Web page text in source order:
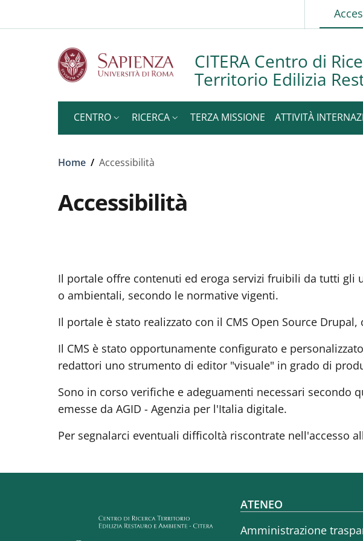
CITERA Centro di
Territorio Edilizia
CENTRO RICERCA TERZA MISSIONE ATTIVITÀ
Briciole di pane
Home / Accessibilità
Accessibilità
Il portale offre contenuti ed eroga servizi fruibili da tutti
o ambientali, secondo le normative vigenti.
Il portale è stato realizzato con il CMS Open Source
Il CMS è stato opportunamente configurato e
redattori uno strumento di editor "visuale" in grado di
Sono in corso verifiche e adeguamenti necessari secondo
emesse da AGID - Agenzia per l'Italia digitale.
Per segnalarci eventuali difficoltà riscontrate nell'accesso
Footer
ATENEO
Amministrazione